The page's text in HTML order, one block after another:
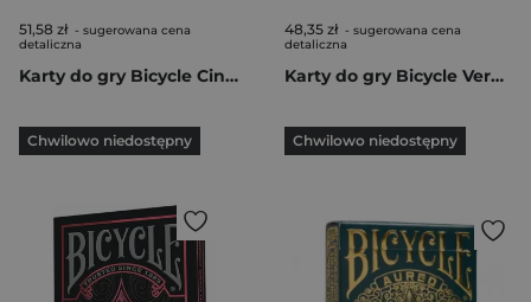
51,58 zł - sugerowana cena
detaliczna
Karty do gry Bicycle Cinder
Chwilowo niedostępny
48,35 zł - sugerowana cena
detaliczna
Karty do gry Bicycle Verbena
Chwilowo niedostępny